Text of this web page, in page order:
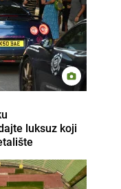
luksuz koji